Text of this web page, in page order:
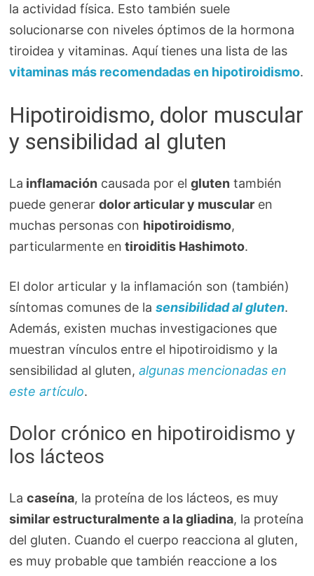
la actividad física. Esto también suele
solucionarse con niveles óptimos de la hormona
tiroidea y vitaminas. Aquí tienes una lista de las
vitaminas más recomendadas en hipotiroidismo.
Hipotiroidismo, dolor muscular
y sensibilidad al gluten
La inflamación causada por elgluten también
puede generardolor articular y muscular en
muchas personas con hipotiroidismo,
particularmente en tiroiditis Hashimoto.
El dolor articular y la inflamación son (también)
síntomas comunes de lasensibilidad al gluten.
Además, existen muchas investigaciones que
muestran vínculos entre el hipotiroidismo y la
sensibilidad al gluten,algunas mencionadas en
este artículo.
Dolor crónico en hipotiroidismo y
los lácteos
Lacaseína, la proteína de los lácteos, es muy
similar estructuralmente a la gliadina, la proteína
del gluten. Cuando el cuerpo reacciona al gluten,
es muy probable que también reaccione a los